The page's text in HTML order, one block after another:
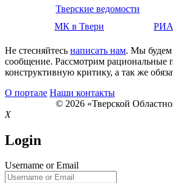
Тверские ведомости
МК в Твери
РИА
Не стесняйтесь написать нам. Мы будем
сообщение. Рассмотрим рациональные
конструктивную критику, а так же
О портале Наши контакты
© 2026 «Тверской
X
Login
Username or Email